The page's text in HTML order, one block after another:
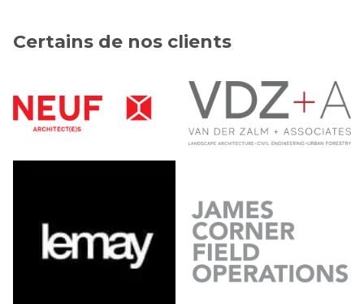
Certains de nos clients